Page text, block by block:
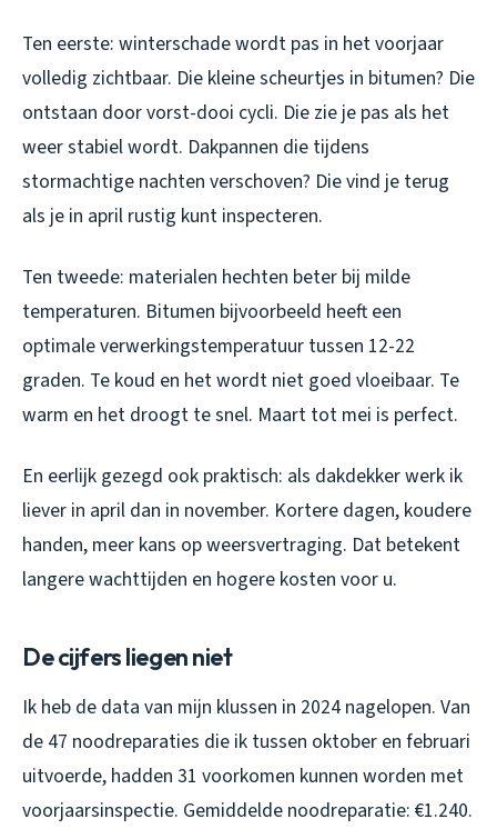
Ten eerste: winterschade wordt pas in het voorjaar
volledig zichtbaar. Die kleine scheurtjes in bitumen? Die
ontstaan door vorst-dooi cycli. Die zie je pas als het
weer stabiel wordt. Dakpannen die tijdens
stormachtige nachten verschoven? Die vind je terug
als je in april rustig kunt inspecteren.
Ten tweede: materialen hechten beter bij milde
temperaturen. Bitumen bijvoorbeeld heeft een
optimale verwerkingstemperatuur tussen 12-22
graden. Te koud en het wordt niet goed vloeibaar. Te
warm en het droogt te snel. Maart tot mei is perfect.
En eerlijk gezegd ook praktisch: als dakdekker werk ik
liever in april dan in november. Kortere dagen, koudere
handen, meer kans op weersvertraging. Dat betekent
langere wachttijden en hogere kosten voor u.
De cijfers liegen niet
Ik heb de data van mijn klussen in 2024 nagelopen. Van
de 47 noodreparaties die ik tussen oktober en februari
uitvoerde, hadden 31 voorkomen kunnen worden met
voorjaarsinspectie. Gemiddelde noodreparatie: €1.240.